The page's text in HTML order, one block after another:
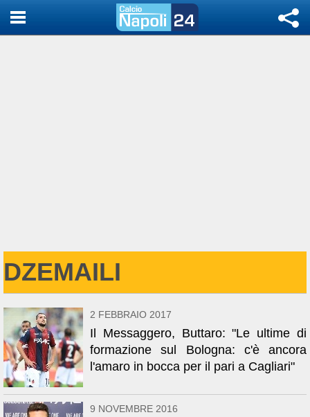
DZEMAILI
2 FEBBRAIO 2017
Il Messaggero, Buttaro: "Le ultime di
formazione sul Bologna: c'è ancora
l'amaro in bocca per il pari a Cagliari"
9 NOVEMBRE 2016